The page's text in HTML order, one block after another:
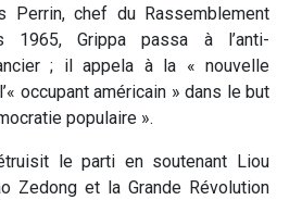
Perrin, chef du Rassemblement
1965, Grippa passa à l’anti-
; il appela à la « nouvelle
occupant américain » dans le but
populaire ».
le parti en soutenant Liou
Zedong et la Grande Révolution